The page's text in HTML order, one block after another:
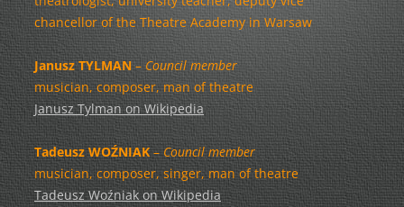
chancellor of the Theatre Academy in Warsaw
Janusz TYLMAN– Council member
musician, composer, man of theatre
Janusz Tylman on Wikipedia
Tadeusz WOŹNIAK–Council member
musician, composer, singer, man of theatre
Tadeusz Woźniak on Wikipedia